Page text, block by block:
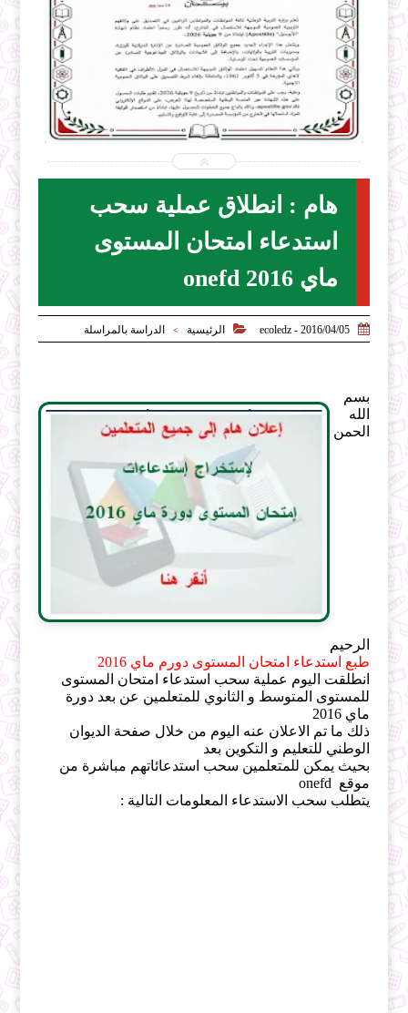
2026-07-28
ecoledz.net
هام : انطلاق عملية سحب
استدعاء امتحان المستوى
ماي onefd 2016

2016/04/05 - ecoledz
 الرئيسية > الدراسة بالمراسلة
بسم
الله
الحمن
الرحيم
طبع استدعاء امتحان المستوى دورم ماي 2016
انطلقت اليوم عملية سحب استدعاء امتحان المستوى
للمستوى المتوسط و الثانوي للمتعلمين عن بعد دورة
ماي 2016
ذلك ما تم الاعلان عنه اليوم من خلال صفحة الديوان
الوطني للتعليم و التكوين بعد
بحيث يمكن للمتعلمين سحب استدعائاتهم مباشرة من
موقع onefd
يتطلب سحب الاستدعاء المعلومات التالية :